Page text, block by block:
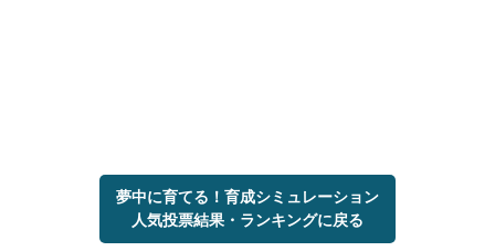
夢中に育てる！育成シミュレーション
人気投票結果・ランキングに戻る